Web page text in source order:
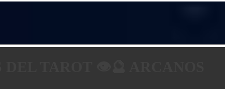
TAROT 👁️🔮 ARCANOS